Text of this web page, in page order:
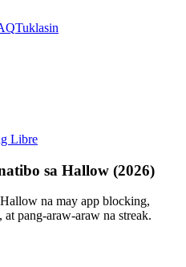
Tuklasin
Libre
sa Hallow (2026)
na may app blocking,
pang-araw-araw na streak.